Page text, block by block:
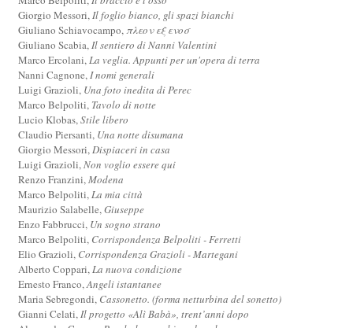
Giorgio Messori,Il foglio bianco, gli spazi bianchi
Giuliano Schiavocampo,πλεον εξ ενοσ
Giuliano Scabia,Il sentiero di Nanni Valentini
Marco Ercolani,La veglia. Appunti per un'opera di terra
Nanni Cagnone,I nomi generali
Luigi Grazioli, Una foto inedita di Perec
Marco Belpoliti, Tavolo di notte
Lucio Klobas,Stile libero
Claudio Piersanti, Una notte disumana
Giorgio Messori,Dispiaceri in casa
Luigi Grazioli,Non voglio essere qui
Renzo Franzini,Modena
Marco Belpoliti,La mia città
Maurizio Salabelle,Giuseppe
Enzo Fabbrucci, Un sogno strano
Marco Belpoliti, Corrispondenza Belpoliti - Ferretti
Elio Grazioli, Corrispondenza Grazioli - Martegani
Alberto Coppari,La nuova condizione
Ernesto Franco,Angeli istantanee
Maria Sebregondi, Cassonetto. (forma netturbina del sonetto)
Gianni Celati,Il progetto «Alì Babà», trent’anni dopo